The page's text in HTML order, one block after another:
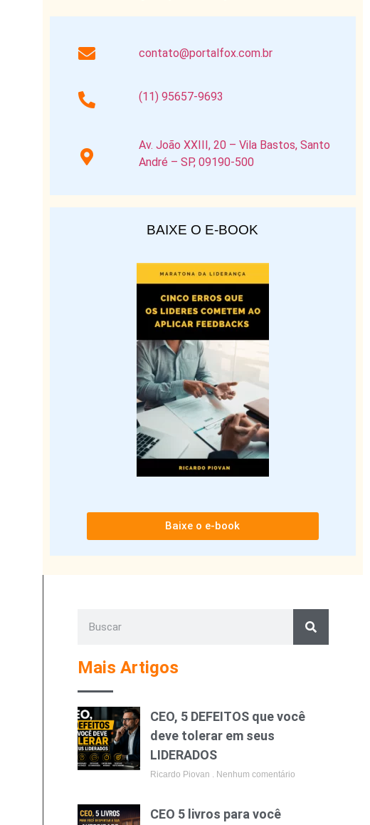
contato@portalfox.com.br
(11) 95657-9693
Av. João XXIII, 20 – Vila Bastos, Santo
André – SP, 09190-500
BAIXE O E-BOOK
Baixe o e-book
Mais Artigos
CEO, 5 DEFEITOS que você
deve tolerar em seus
LIDERADOS
Ricardo Piovan Nenhum comentário
CEO 5 livros para você